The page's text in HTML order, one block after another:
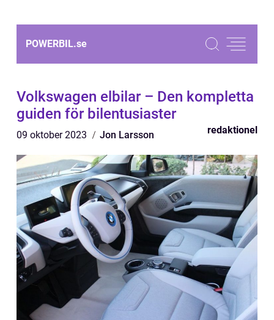
POWERBIL.se
Volkswagen elbilar – Den kompletta
guiden för bilentusiaster
09 oktober 2023 Jon Larsson redaktionel